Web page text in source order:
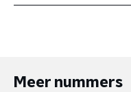
Meer nummers